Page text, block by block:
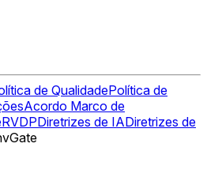
de QualidadePolítica de
Acordo Marco de
RVDPDiretrizes de IADiretrizes de